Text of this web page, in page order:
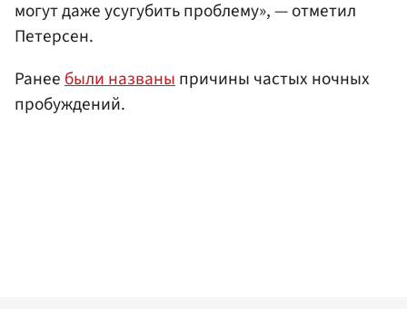
могут даже усугубить проблему», — отметил
Петерсен.
Ранеебыли названыпричины частых ночных
пробуждений.